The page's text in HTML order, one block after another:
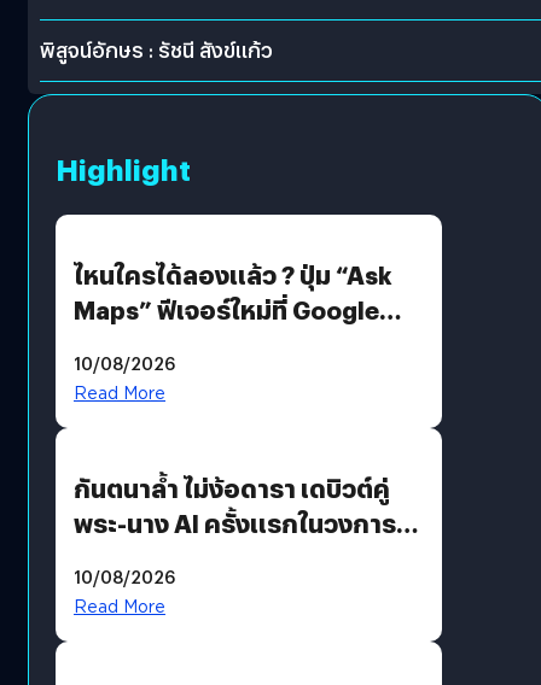
พิสูจน์อักษร : รัชนี สังข์แก้ว
Highlight
ไหนใครได้ลองแล้ว ? ปุ่ม “Ask
Maps” ฟีเจอร์ใหม่ที่ Google
คุยกับแผนที่ได้แล้ว
10/08/2026
Read More
กันตนาล้ำ ไม่ง้อดารา เดบิวต์คู่
พระ-นาง AI ครั้งแรกในวงการ
10/08/2026
Read More